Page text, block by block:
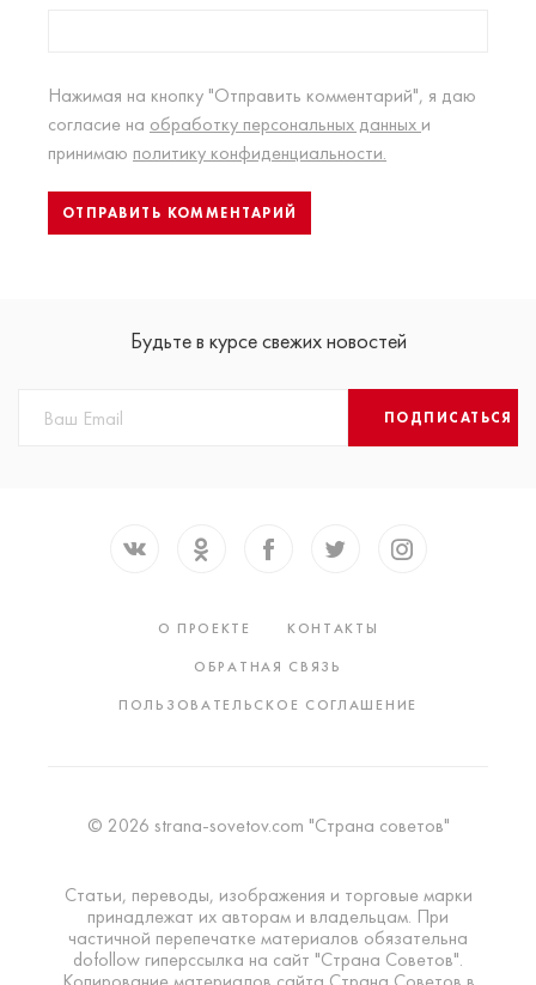
Нажимая на кнопку "Отправить комментарий", я даю
согласие на обработку персональных данных и
принимаю политику конфиденциальности.
Будьте в курсе свежих новостей
ПОДПИСАТЬСЯ
О ПРОЕКТЕ
КОНТАКТЫ
ОБРАТНАЯ СВЯЗЬ
ПОЛЬЗОВАТЕЛЬСКОЕ СОГЛАШЕНИЕ
© 2026 strana-sovetov.com "Страна советов"
Статьи, переводы, изображения и торговые марки
принадлежат их авторам и владельцам. При
частичной перепечатке материалов обязательна
dofollow гиперссылка на сайт "Страна Советов".